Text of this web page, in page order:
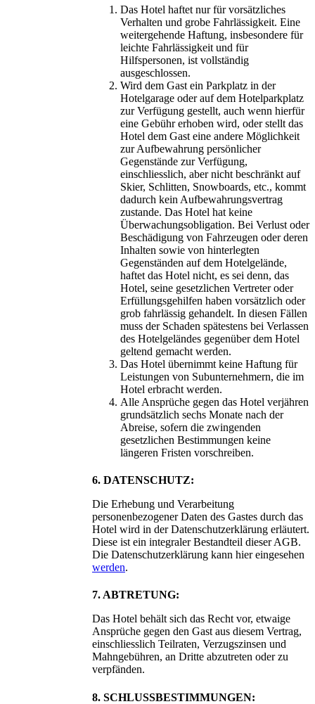
Das Hotel haftet nur für vorsätzliches
Verhalten und grobe Fahrlässigkeit. Eine
weitergehende Haftung, insbesondere für
leichte Fahrlässigkeit und für
Hilfspersonen, ist vollständig
ausgeschlossen.
Wird dem Gast ein Parkplatz in der
Hotelgarage oder auf dem Hotelparkplatz
zur Verfügung gestellt, auch wenn hierfür
eine Gebühr erhoben wird, oder stellt das
Hotel dem Gast eine andere Möglichkeit
zur Aufbewahrung persönlicher
Gegenstände zur Verfügung,
einschliesslich, aber nicht beschränkt auf
Skier, Schlitten, Snowboards, etc., kommt
dadurch kein Aufbewahrungsvertrag
zustande. Das Hotel hat keine
Überwachungsobligation. Bei Verlust oder
Beschädigung von Fahrzeugen oder deren
Inhalten sowie von hinterlegten
Gegenständen auf dem Hotelgelände,
haftet das Hotel nicht, es sei denn, das
Hotel, seine gesetzlichen Vertreter oder
Erfüllungsgehilfen haben vorsätzlich oder
grob fahrlässig gehandelt. In diesen Fällen
muss der Schaden spätestens bei Verlassen
des Hotelgeländes gegenüber dem Hotel
geltend gemacht werden.
Das Hotel übernimmt keine Haftung für
Leistungen von Subunternehmern, die im
Hotel erbracht werden.
Alle Ansprüche gegen das Hotel verjähren
grundsätzlich sechs Monate nach der
Abreise, sofern die zwingenden
gesetzlichen Bestimmungen keine
längeren Fristen vorschreiben.
6. DATENSCHUTZ:
Die Erhebung und Verarbeitung
personenbezogener Daten des Gastes durch das
Hotel wird in der Datenschutzerklärung erläutert.
Diese ist ein integraler Bestandteil dieser AGB.
Die Datenschutzerklärung kann hier eingesehen
werden.
7. ABTRETUNG:
Das Hotel behält sich das Recht vor, etwaige
Ansprüche gegen den Gast aus diesem Vertrag,
einschliesslich Teilraten, Verzugszinsen und
Mahngebühren, an Dritte abzutreten oder zu
verpfänden.
8. SCHLUSSBESTIMMUNGEN: